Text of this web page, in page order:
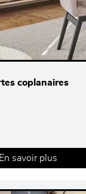
coplanaires
En savoir plus